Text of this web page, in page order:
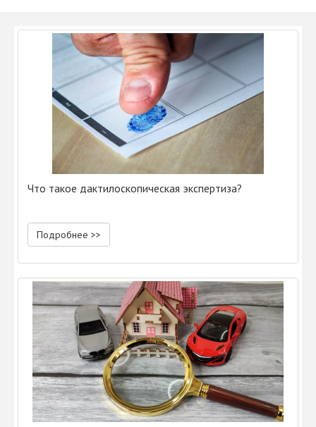
Что такое дактилоскопическая экспертиза?
Подробнее >>